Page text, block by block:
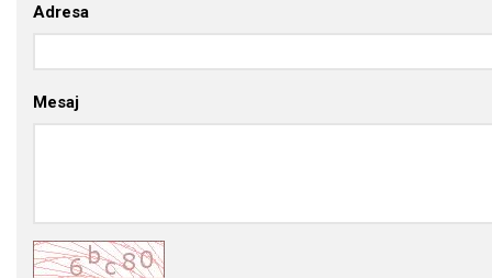
Adresa
Mesaj